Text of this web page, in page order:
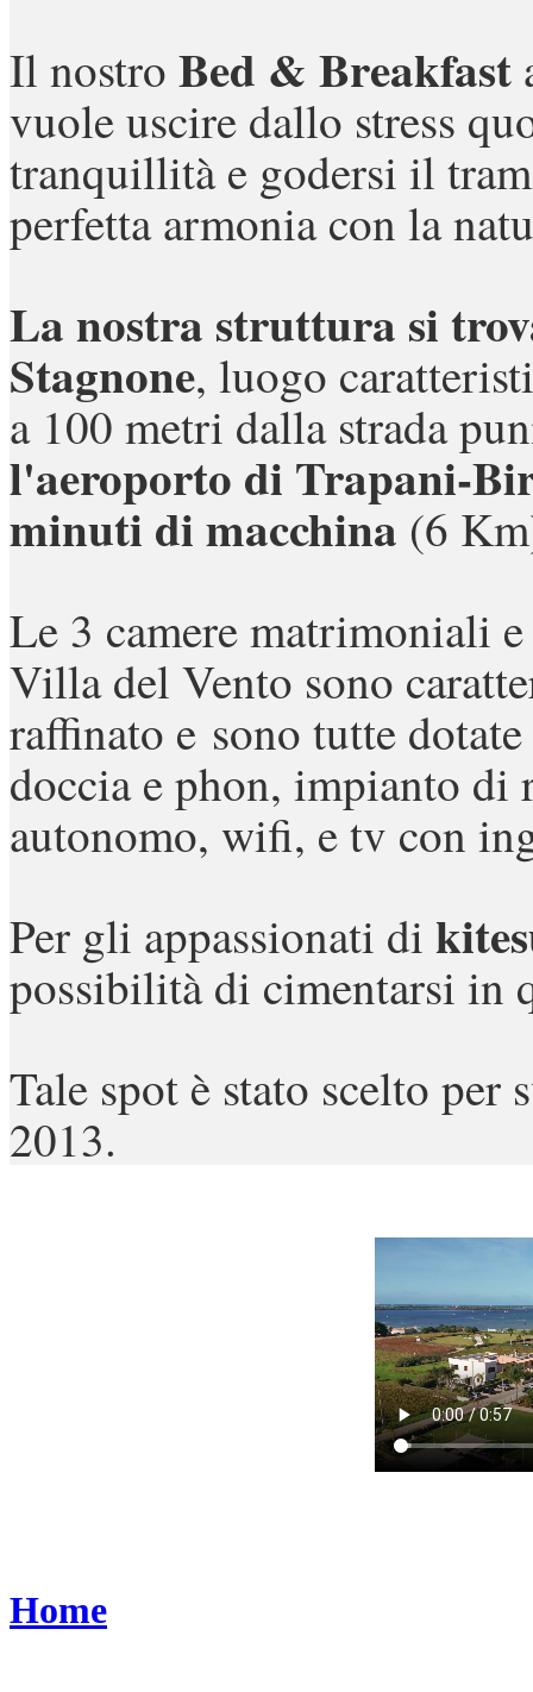
Il nostro Bed & Breakfast
vuole uscire dallo stress
tranquillità e godersi il
perfetta armonia con la
La nostra struttura si
Stagnone, luogo
a 100 metri dalla strada
l'aeroporto di Trapani-
minuti di macchina (6
Le 3 camere matrimoniali
Villa del Vento sono
raffinato e sono tutte
doccia e phon, impianto di
autonomo, wifi, e tv con
Per gli appassionati di
possibilità di cimentarsi in
Tale spot è stato scelto per
2013.
Home